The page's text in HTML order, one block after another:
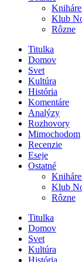
Klub
Rôzne
Titulka
Domov
Svet
Kultúra
História
Komentáre
Analýzy
Rozhovory
Mimochodom
Recenzie
Eseje
Ostatné
Klub
Rôzne
Titulka
Domov
Svet
Kultúra
História